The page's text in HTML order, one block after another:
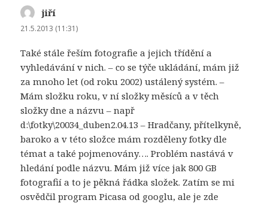
jiří
21.5.2013 (11:31)
Také stále řeším fotografie a jejich třídění a
vyhledávání v nich. – co se týče ukládání, mám již
za mnoho let (od roku 2002) ustálený systém. –
Mám složku roku, v ní složky měsíců a v těch
složky dne a názvu – např
d:\fotky\20034_duben2.04.13 – Hradčany, přítelkyně,
baroko a v této složce mám rozděleny fotky dle
témat a také pojmenovány…. Problém nastává v
hledání podle názvu. Mám již více jak 800 GB
fotografií a to je pěkná řádka složek. Zatím se mi
osvědčil program Picasa od googlu, ale je zde